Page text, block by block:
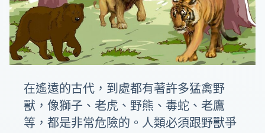
在遙遠的古代，到處都有著許多猛禽野
獸，像獅子、老虎、野熊、毒蛇、老鷹
等，都是非常危險的。人類必須跟野獸爭